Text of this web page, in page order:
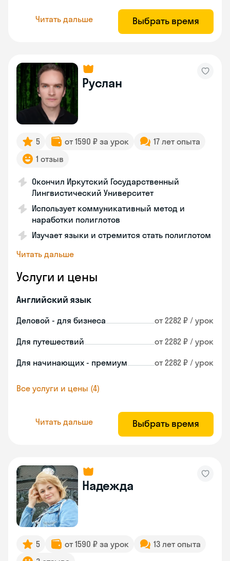
Читать дальше Выбрать время
Руслан
5 от 1590 ₽ за урок
17 лет опыта
1 отзыв
Окончил Иркутский Государственный
Лингвистический Университет
Использует коммуникативный метод и
наработки полиглотов
Изучает языки и стремится стать полиглотом
Читать дальше
Услуги и цены
Английский язык
Деловой - для бизнеса от 2282 ₽ / урок
Для путешествий от 2282 ₽ / урок
Для начинающих - премиум от 2282 ₽ / урок
Все услуги и цены (4)
Читать дальше Выбрать время
Надежда
5 от 1590 ₽ за урок
13 лет опыта